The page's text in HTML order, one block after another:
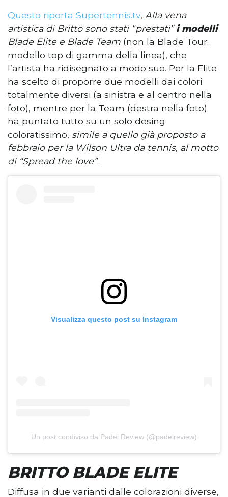
Questo riporta Supertennis.tv, Alla vena
artistica di Britto sono stati “prestati”i modelli
Blade Elite e Blade Team (non la Blade Tour:
modello top di gamma della linea), che
l’artista ha ridisegnato a modo suo. Per la Elite
ha scelto di proporre due modelli dai colori
totalmente diversi (a sinistra e al centro nella
foto), mentre per la Team (destra nella foto)
ha puntato tutto su un solo desing
coloratissimo, simile a quello già proposto a
febbraio per la Wilson Ultra da tennis, al motto
di “Spread the love”.
Visualizza questo post su Instagram
Un post condiviso da Padel Review (@padelreview)
BRITTO BLADE ELITE
Diffusa in due varianti dalle colorazioni diverse,